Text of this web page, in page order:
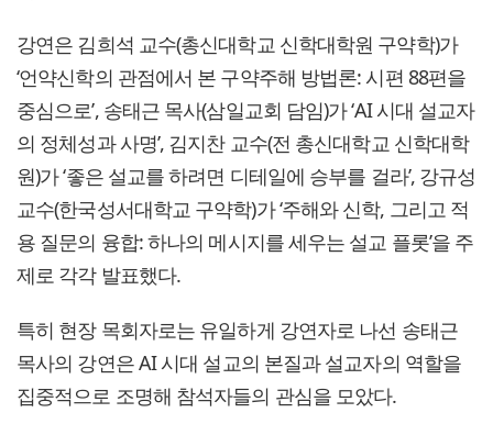
강연은 김희석 교수(총신대학교 신학대학원 구약학)가
‘언약신학의 관점에서 본 구약주해 방법론: 시편 88편을
중심으로’, 송태근 목사(삼일교회 담임)가 ‘AI 시대 설교자
의 정체성과 사명’, 김지찬 교수(전 총신대학교 신학대학
원)가 ‘좋은 설교를 하려면 디테일에 승부를 걸라’, 강규성
교수(한국성서대학교 구약학)가 ‘주해와 신학, 그리고 적
용 질문의 융합: 하나의 메시지를 세우는 설교 플롯’을 주
제로 각각 발표했다.
특히 현장 목회자로는 유일하게 강연자로 나선 송태근
목사의 강연은 AI 시대 설교의 본질과 설교자의 역할을
집중적으로 조명해 참석자들의 관심을 모았다.